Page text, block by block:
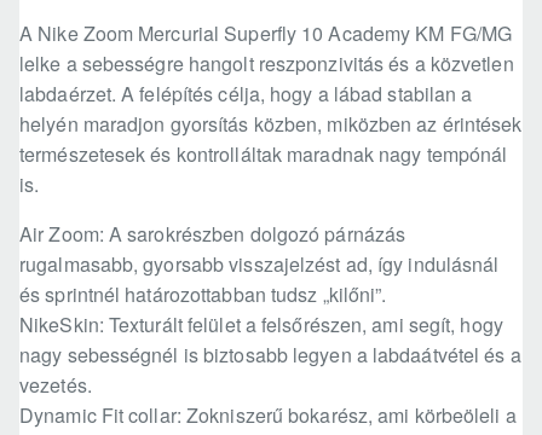
A Nike Zoom Mercurial Superfly 10 Academy KM FG/MG
lelke a sebességre hangolt reszponzivitás és a közvetlen
labdaérzet. A felépítés célja, hogy a lábad stabilan a
helyén maradjon gyorsítás közben, miközben az érintések
természetesek és kontrolláltak maradnak nagy tempónál
is.
Air Zoom: A sarokrészben dolgozó párnázás
rugalmasabb, gyorsabb visszajelzést ad, így indulásnál
és sprintnél határozottabban tudsz „kilőni”.
NikeSkin: Texturált felület a felsőrészen, ami segít, hogy
nagy sebességnél is biztosabb legyen a labdaátvétel és a
vezetés.
Dynamic Fit collar: Zokniszerű bokarész, ami körbeöleli a